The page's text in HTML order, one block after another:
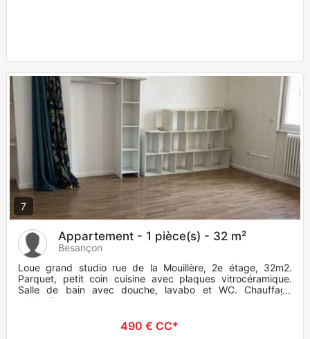
7
Appartement - 1 pièce(s) - 32 m²
Besançon
Loue grand studio rue de la Mouillère, 2e étage, 32m2.
Parquet, petit coin cuisine avec plaques vitrocéramique.
Salle de bain avec douche, lavabo et WC. Chauffage
collectif gaz com
490 € CC*